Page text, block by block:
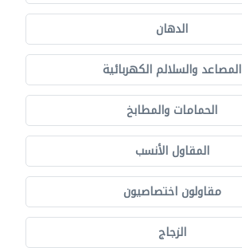
الدهان
المصاعد والسلالم الكهربائية
الحمامات والمطابخ
المقاول الأنسب
مقاولون اختصاصيون
الزجاج